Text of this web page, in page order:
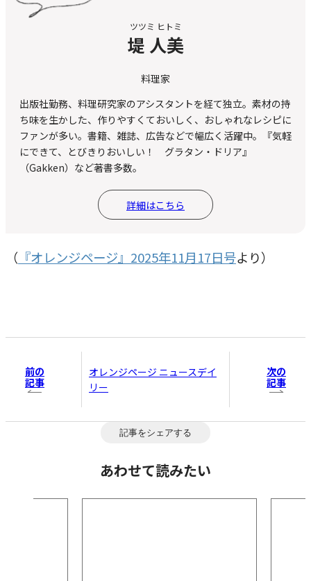
堤 人美
ツツミ ヒトミ
料理家
出版社勤務、料理研究家のアシスタントを経て独立。素材の持
ち味を生かした、作りやすくておいしく、おしゃれなレシピに
ファンが多い。書籍、雑誌、広告などで幅広く活躍中。『気軽
にできて、とびきりおいしい！ グラタン・ドリア』
（Gakken）など著書多数。
詳細はこちら
（ 『オレンジページ』2025年11月17日号より）
前の
記事
オレンジページ ニュースデイ
リー
次の
記事
記事をシェアする
あわせて読みたい